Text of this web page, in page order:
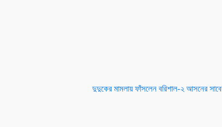
দুদুকের মামলায় ফাঁসলেন বরিশাল-২ আসনের